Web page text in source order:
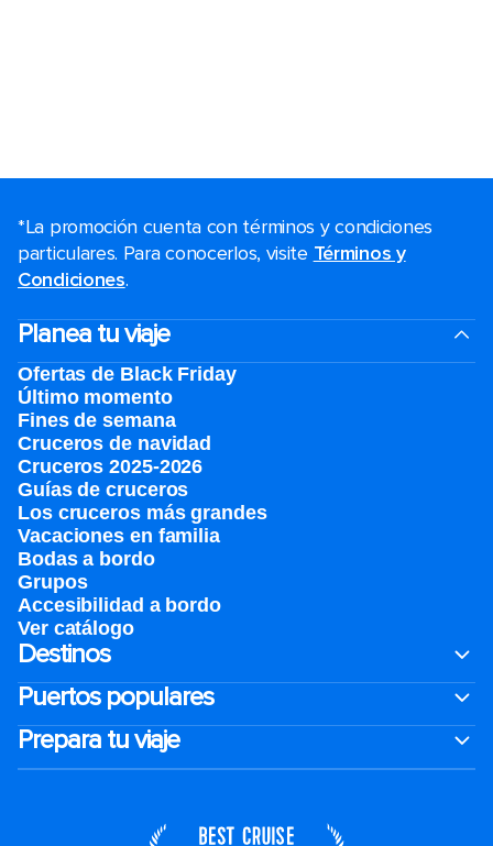
*La promoción cuenta con términos y condiciones
particulares. Para conocerlos, visite Términos y
Condiciones.
Planea tu viaje
Ofertas de Black Friday
Último momento
Fines de semana
Cruceros de navidad
Cruceros 2025-2026
Guías de cruceros
Los cruceros más grandes
Vacaciones en familia
Bodas a bordo
Grupos
Accesibilidad a bordo
Ver catálogo
Destinos
Puertos populares
Prepara tu viaje